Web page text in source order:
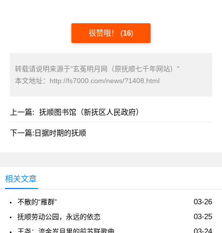
很赞哦！ (16)
转载请说明来源于"玄菟明月网（原抚顺七千年网站）"
本文地址： http://fs7000.com/news/?1408.html
上一篇: 抚顺图书馆（新抚区人民政府）
下一篇: 日据时期的抚顺
相关文章
03-26
不散的“雁群”
03-25
抚顺劳动公园，永远的依恋